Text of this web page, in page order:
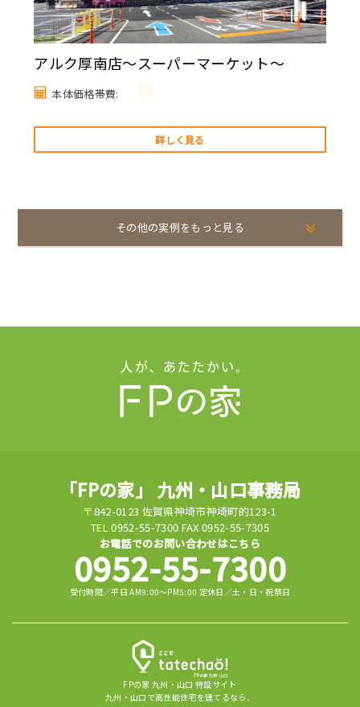
アルク厚南店～スーパーマーケット～
本体価格帯費:
詳しく見る
その他の実例をもっと見る
「FPの家」 九州・山口事務局
〒842-0123 佐賀県神埼市神埼町的123-1
TEL 0952-55-7300 FAX 0952-55-7305
お電話でのお問い合わせはこちら
0952-55-7300
受付時間／平日 AM9:00～PM5:00 定休日／土・日・祝祭日
FPの家 九州・山口 特設サイト
九州・山口で高性能住宅を建てるなら、